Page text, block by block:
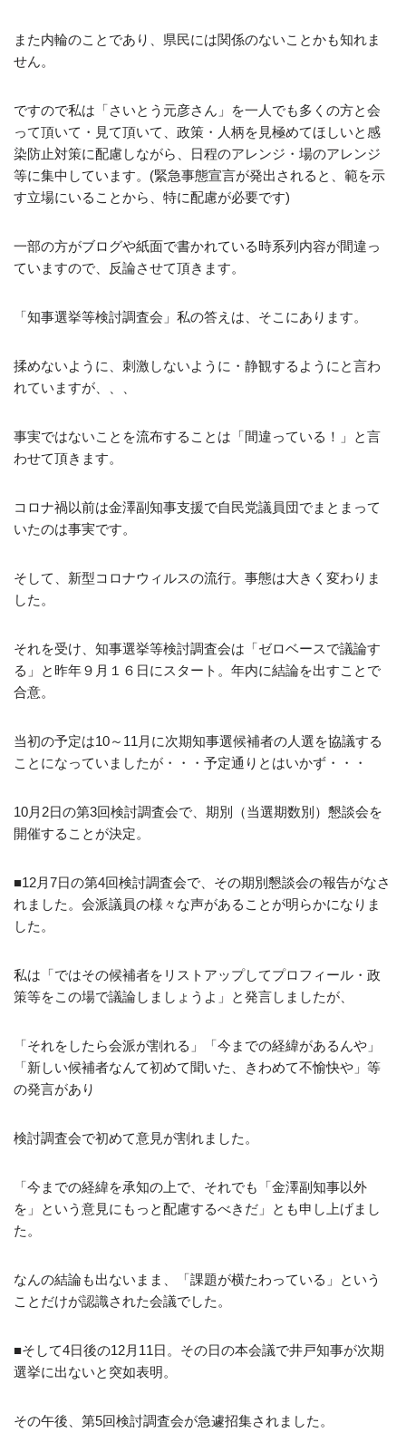
また内輪のことであり、県民には関係のないことかも知れま
せん。
ですので私は「さいとう元彦さん」を一人でも多くの方と会
って頂いて・見て頂いて、政策・人柄を見極めてほしいと感
染防止対策に配慮しながら、日程のアレンジ・場のアレンジ
等に集中しています。(緊急事態宣言が発出されると、範を示
す立場にいることから、特に配慮が必要です)
一部の方がブログや紙面で書かれている時系列内容が間違っ
ていますので、反論させて頂きます。
「知事選挙等検討調査会」私の答えは、そこにあります。
揉めないように、刺激しないように・静観するようにと言わ
れていますが、、、
事実ではないことを流布することは「間違っている！」と言
わせて頂きます。
コロナ禍以前は金澤副知事支援で自民党議員団でまとまって
いたのは事実です。
そして、新型コロナウィルスの流行。事態は大きく変わりま
した。
それを受け、知事選挙等検討調査会は「ゼロベースで議論す
る」と昨年９月１６日にスタート。年内に結論を出すことで
合意。
当初の予定は10～11月に次期知事選候補者の人選を協議する
ことになっていましたが・・・予定通りとはいかず・・・
10月2日の第3回検討調査会で、期別（当選期数別）懇談会を
開催することが決定。
■12月7日の第4回検討調査会で、その期別懇談会の報告がなさ
れました。会派議員の様々な声があることが明らかになりま
した。
私は「ではその候補者をリストアップしてプロフィール・政
策等をこの場で議論しましょうよ」と発言しましたが、
「それをしたら会派が割れる」「今までの経緯があるんや」
「新しい候補者なんて初めて聞いた、きわめて不愉快や」等
の発言があり
検討調査会で初めて意見が割れました。
「今までの経緯を承知の上で、それでも「金澤副知事以外
を」という意見にもっと配慮するべきだ」とも申し上げまし
た。
なんの結論も出ないまま、「課題が横たわっている」という
ことだけが認識された会議でした。
■そして4日後の12月11日。その日の本会議で井戸知事が次期
選挙に出ないと突如表明。
その午後、第5回検討調査会が急遽招集されました。